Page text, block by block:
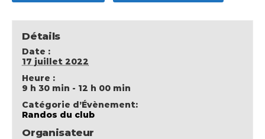
Détails
Date :
17 juillet 2022
Heure :
9 h 30 min - 12 h 00 min
Catégorie d’Évènement:
Randos du club
Organisateur